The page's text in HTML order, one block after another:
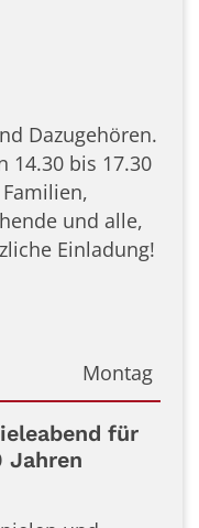
Dazugehören.
14.30 bis 17.30
und alle,
Einladung!
Montag
für
Jahren